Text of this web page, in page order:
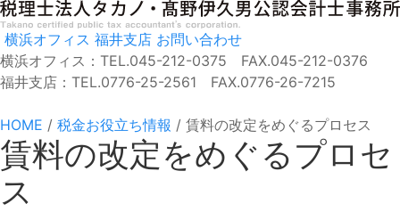
横浜オフィス 福井支店 お問い合わせ
横浜オフィス：TEL.045-212-0375 FAX.045-212-0376
福井支店：TEL.0776-25-2561 FAX.0776-26-7215
HOME / 税金お役立ち情報 / 賃料の改定をめぐるプロセス
賃料の改定をめぐるプロセ
ス